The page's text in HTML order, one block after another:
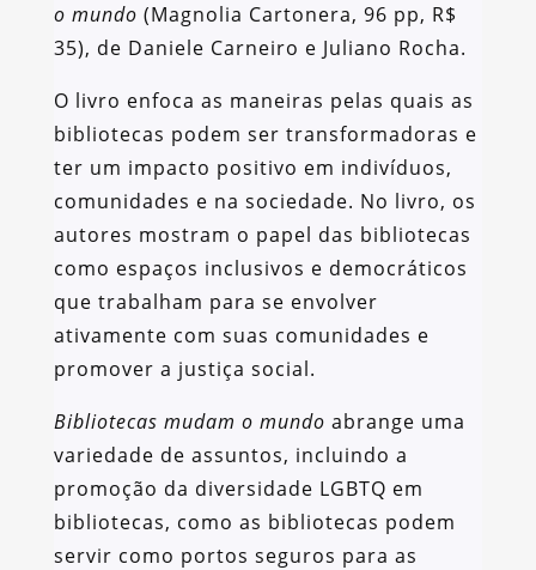
o mundo (Magnolia Cartonera, 96 pp, R$
35), de Daniele Carneiro e Juliano Rocha.
O livro enfoca as maneiras pelas quais as
bibliotecas podem ser transformadoras e
ter um impacto positivo em indivíduos,
comunidades e na sociedade. No livro, os
autores mostram o papel das bibliotecas
como espaços inclusivos e democráticos
que trabalham para se envolver
ativamente com suas comunidades e
promover a justiça social.
Bibliotecas mudam o mundo abrange uma
variedade de assuntos, incluindo a
promoção da diversidade LGBTQ em
bibliotecas, como as bibliotecas podem
servir como portos seguros para as